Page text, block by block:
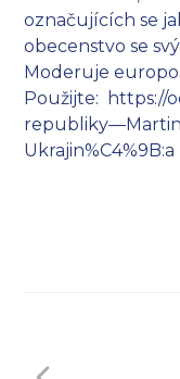
označujících se
obecenstvo se
Moderuje
Použijte: https://
Ukrajin%C4%9B:a